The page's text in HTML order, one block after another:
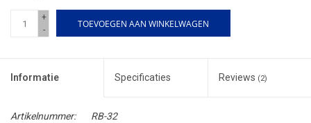
+
-
TOEVOEGEN AAN WINKELWAGEN
Informatie Specificaties Reviews (2)
Artikelnummer:
RB-32